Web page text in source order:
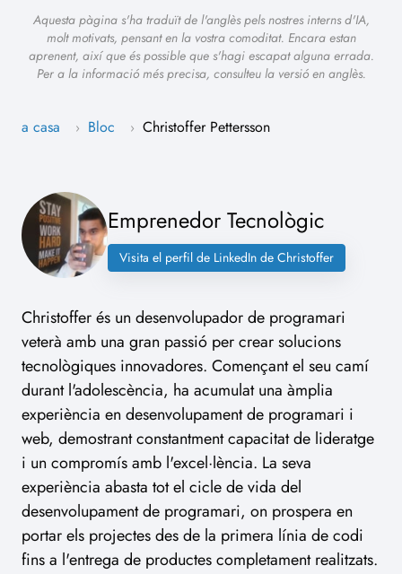
Aquesta pàgina s'ha traduït de l'anglès pels nostres interns d'IA,
molt motivats, pensant en la vostra comoditat. Encara estan
aprenent, així que és possible que s'hagi escapat alguna errada.
Per a la informació més precisa, consulteu la versió en anglès.
a casa › Bloc › Christoffer Pettersson
Emprenedor Tecnològic
Visita el perfil de LinkedIn de Christoffer
Christoffer és un desenvolupador de programari
veterà amb una gran passió per crear solucions
tecnològiques innovadores. Començant el seu camí
durant l'adolescència, ha acumulat una àmplia
experiència en desenvolupament de programari i
web, demostrant constantment capacitat de lideratge
i un compromís amb l'excel·lència. La seva
experiència abasta tot el cicle de vida del
desenvolupament de programari, on prospera en
portar els projectes des de la primera línia de codi
fins a l'entrega de productes completament realitzats.